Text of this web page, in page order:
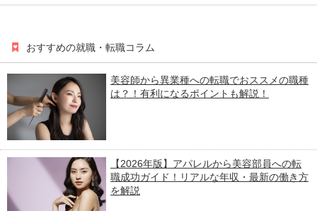
おすすめの就職・転職コラム
美容師から異業種への転職でおススメの職種
は？！有利になるポイントも解説！
【2026年版】アパレルから美容部員への転
職成功ガイド！リアルな年収・最新の働き方
を解説